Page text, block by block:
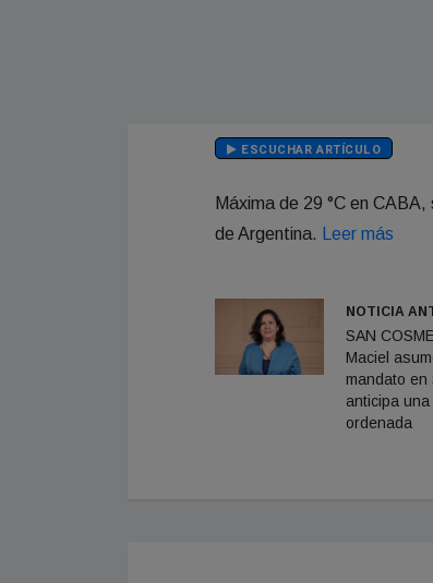
ESCUCHAR ARTÍCULO
Máxima de 29 °C en
de Argentina.
Leer más
NOTICIA
SAN
Maciel
mandato en
anticipa
ordenada